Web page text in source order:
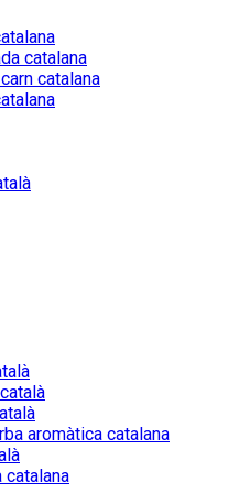
catalana
catalana
aromàtica catalana
catalana